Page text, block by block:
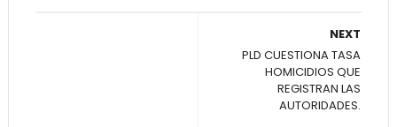
NEXT
PLD CUESTIONA TASA
HOMICIDIOS QUE
REGISTRAN LAS
AUTORIDADES.